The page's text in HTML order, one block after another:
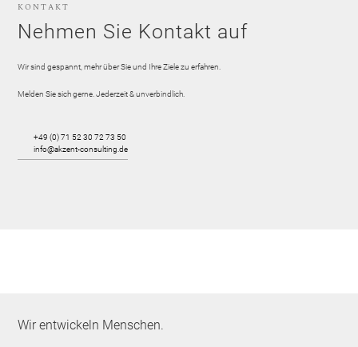
KONTAKT
Nehmen Sie Kontakt auf
Wir sind gespannt, mehr über Sie und Ihre Ziele zu erfahren.
Melden Sie sich gerne. Jederzeit & unverbindlich.
+49 (0) 71 52 30 72 73 50
info@akzent-consulting.de
Wir entwickeln Menschen.